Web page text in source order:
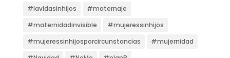
#lavidasinhijos
#maternaje
#maternidadinvisible
#mujeressinhijos
#mujeressinhijosporcircunstancias
#mujernidad